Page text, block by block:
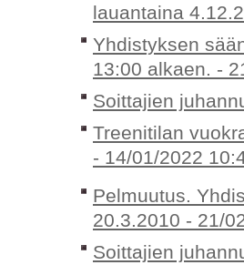
lauantaina
Yhdistyksen
13:00 alkaen. -
Soittajien
Treenitilan
- 14/01/2022
Pelmuutus.
20.3.2010 - 21/
Soittajien